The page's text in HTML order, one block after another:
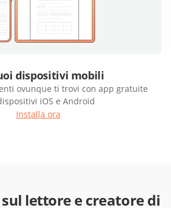
dispositivi mobili
ovunque ti trovi con app gratuite
iOS e Android
Installa ora
lettore e creatore di